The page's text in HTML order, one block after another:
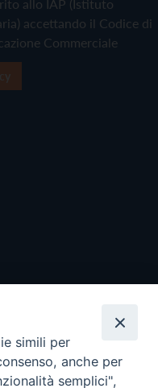
allo IAP (Istituto
accettando il Codice di
Commerciale
simili per
anche per
semplici",